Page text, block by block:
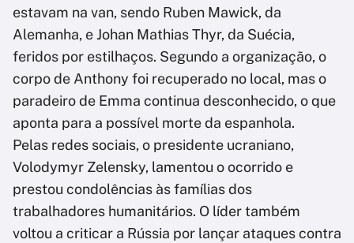
estavam na van, sendo Ruben Mawick, da
Alemanha, e Johan Mathias Thyr, da Suécia,
feridos por estilhaços. Segundo a organização, o
corpo de Anthony foi recuperado no local, mas o
paradeiro de Emma continua desconhecido, o que
aponta para a possível morte da espanhola.
Pelas redes sociais, o presidente ucraniano,
Volodymyr Zelensky, lamentou o ocorrido e
prestou condolências às famílias dos
trabalhadores humanitários. O líder também
voltou a criticar a Rússia por lançar ataques contra